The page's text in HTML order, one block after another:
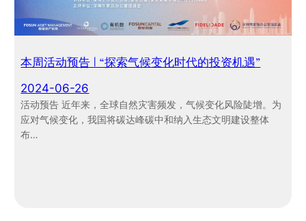
本周活动预告 | “探索气候变化时代的投资机遇”
2024-06-26
活动预告 近年来，全球自然灾害频发，气候变化风险陡增。为
应对气候变化，我国将碳达峰碳中和纳入生态文明建设整体
布…